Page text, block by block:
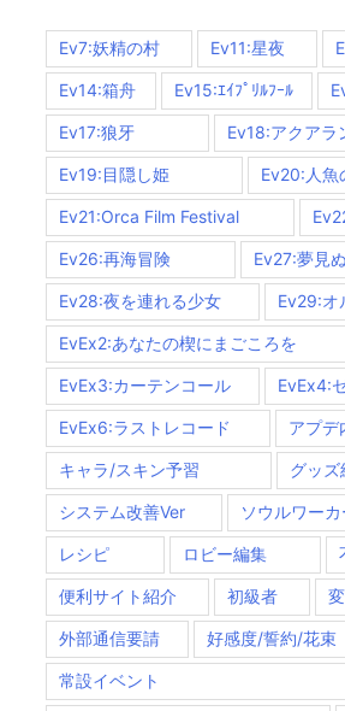
Ev7:妖精の村 Ev11:星夜
Ev14:箱舟 Ev15:ｴｲﾌﾟﾘﾙﾌｰﾙ
Ev17:狼牙 Ev18:アクアラ
Ev19:目隠し姫 Ev20:人魚
Ev21:Orca Film Festival
Ev26:再海冒険 Ev27:夢見
Ev28:夜を連れる少女 Ev29:オ
EvEx2:あなたの楔にまごころを
EvEx3:カーテンコール EvEx4:
EvEx6:ラストレコード アプデ
キャラ/スキン予習 グッズ
システム改善Ver ソウルワー
レシピ ロビー編集
便利サイト紹介 初級者
外部通信要請 好感度/誓約/花束
常設イベント